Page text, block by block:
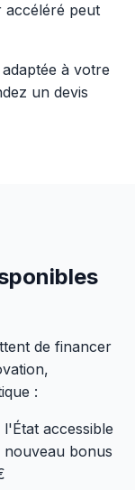
accéléré peut
à votre
un devis
de financer
:
l'État accessible
bonus